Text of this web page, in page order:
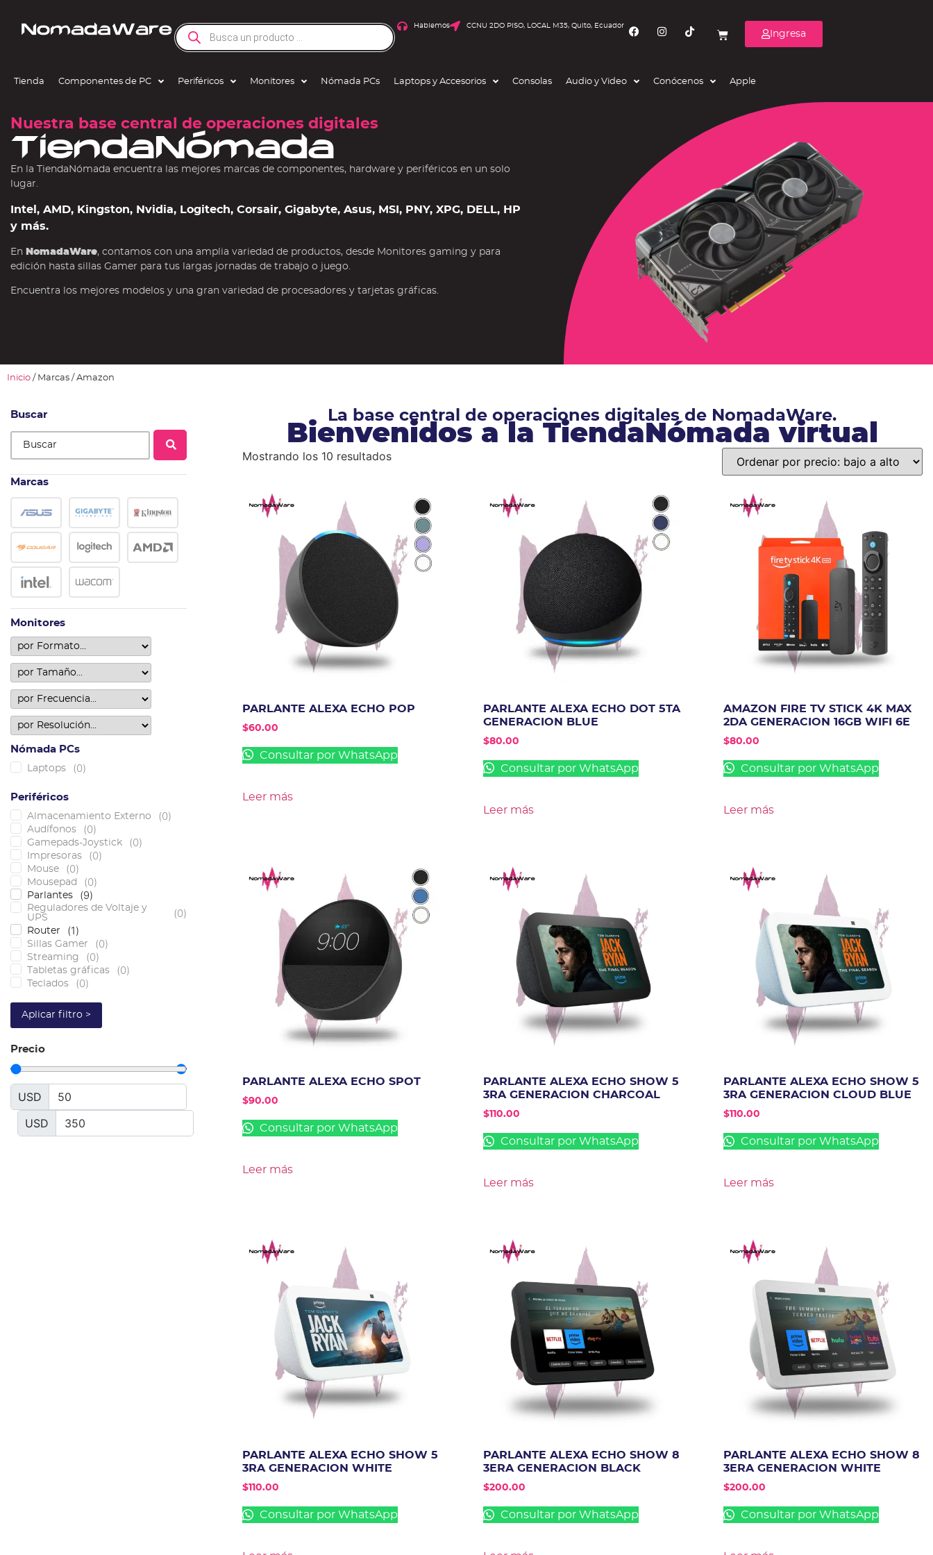
Hablemos CCNU 2DO PISO, LOCAL M35, Quito, Ecuador
Ingresa
Tienda Componentes de PC Periféricos Monitores Nómada PCs Laptops y Accesorios Consolas Audio y Video Conócenos Apple
Nuestra base central de operaciones digitales
TiendaNómada
En la TiendaNómada encuentra las mejores marcas de componentes, hardware y periféricos en un solo
lugar.
Intel, AMD, Kingston, Nvidia, Logitech, Corsair, Gigabyte, Asus, MSI, PNY, XPG, DELL, HP
y más.
En NomadaWare, contamos con una amplia variedad de productos, desde Monitores gaming y para
edición hasta sillas Gamer para tus largas jornadas de trabajo o juego.
Encuentra los mejores modelos y una gran variedad de procesadores y tarjetas gráficas.
Inicio / Marcas / Amazon
Buscar
Marcas
Monitores
Nómada PCs
Laptops (0)
Periféricos
Almacenamiento Externo (0)
Audífonos (0)
Gamepads-Joystick (0)
Impresoras (0)
Mouse (0)
Mousepad (0)
Parlantes (9)
Reguladores de Voltaje y
UPS
(0)
Router (1)
Sillas Gamer (0)
Streaming (0)
Tabletas gráficas (0)
Teclados (0)
Aplicar filtro >
Precio
USD
USD
La base central de operaciones digitales de NomadaWare.
Bienvenidos a la TiendaNómada virtual
Mostrando los 10 resultados
PARLANTE ALEXA ECHO POP
$60.00
Consultar por WhatsApp
Leer más
PARLANTE ALEXA ECHO DOT 5TA
GENERACION BLUE
$80.00
Consultar por WhatsApp
Leer más
AMAZON FIRE TV STICK 4K MAX
2DA GENERACION 16GB WIFI 6E
$80.00
Consultar por WhatsApp
Leer más
PARLANTE ALEXA ECHO SPOT
$90.00
Consultar por WhatsApp
Leer más
PARLANTE ALEXA ECHO SHOW 5
3RA GENERACION CHARCOAL
$110.00
Consultar por WhatsApp
Leer más
PARLANTE ALEXA ECHO SHOW 5
3RA GENERACION CLOUD BLUE
$110.00
Consultar por WhatsApp
Leer más
PARLANTE ALEXA ECHO SHOW 5
3RA GENERACION WHITE
$110.00
Consultar por WhatsApp
PARLANTE ALEXA ECHO SHOW 8
3ERA GENERACION BLACK
$200.00
Consultar por WhatsApp
PARLANTE ALEXA ECHO SHOW 8
3ERA GENERACION WHITE
$200.00
Consultar por WhatsApp